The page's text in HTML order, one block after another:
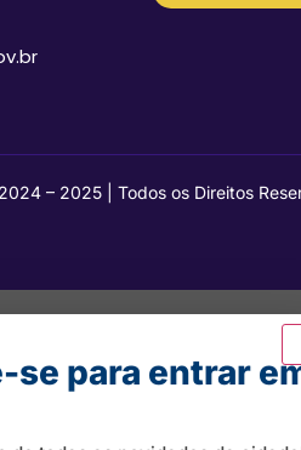
– 2025 | Todos os Direitos
se para entrar